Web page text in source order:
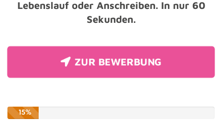
Lebenslauf oder Anschreiben. In nur 60
Sekunden.
ZUR BEWERBUNG
15%